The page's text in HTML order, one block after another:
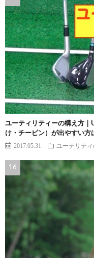
ユーティリティーの構え方
け・チーピン）が出やすい
2017.05.31 ユーテリテ